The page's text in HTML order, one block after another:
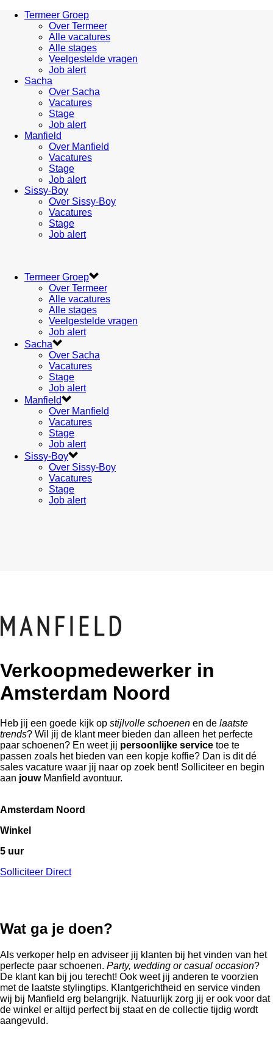
Termeer Groep
Over Termeer
Alle vacatures
Alle stages
Veelgestelde vragen
Job alert
Sacha
Over Sacha
Vacatures
Stage
Job alert
Manfield
Over Manfield
Vacatures
Stage
Job alert
Sissy-Boy
Over Sissy-Boy
Vacatures
Stage
Job alert
Termeer Groep
Over Termeer
Alle vacatures
Alle stages
Veelgestelde vragen
Job alert
Sacha
Over Sacha
Vacatures
Stage
Job alert
Manfield
Over Manfield
Vacatures
Stage
Job alert
Sissy-Boy
Over Sissy-Boy
Vacatures
Stage
Job alert
Verkoopmedewerker in
Amsterdam Noord
Heb jij een goede kijk op stijlvolle schoenen en de laatste
trends? Wil jij de klant meer bieden dan alleen het perfecte
paar schoenen? En weet jij persoonlijke service toe te
passen zoals het bieden van een kopje koffie? Dan is dit dé
sales vacature waar jij naar op zoek bent! Solliciteer en begin
aan jouwManfield avontuur.
Amsterdam Noord
Winkel
5 uur
Solliciteer Direct
Wat ga je doen?
Als verkoper help en adviseer jij klanten bij het vinden van het
perfecte paar schoenen. Party, wedding or casual occasion?
De klant kan bij jou terecht! Ook weet jij anderen te voorzien
met de laatste stylingtips. Klantgerichtheid en service vinden
wij bij Manfield erg belangrijk. Natuurlijk zorg jij er ook voor dat
de winkel er altijd perfect bij staat en de collectie tijdig wordt
aangevuld.